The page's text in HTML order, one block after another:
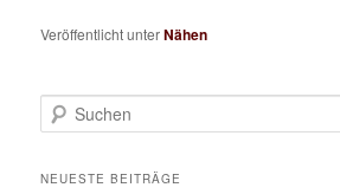
Veröffentlicht unterNähen
u
h
NEUESTE BEITRÄGE